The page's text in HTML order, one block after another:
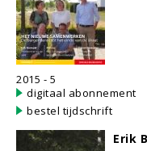
2015 - 5
digitaal abonnement
bestel tijdschrift
Erik